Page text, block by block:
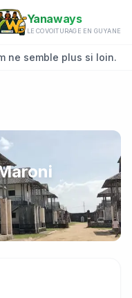
Yanaways
LE COVOITURAGE EN GUYANE
ne semble plus si loin.